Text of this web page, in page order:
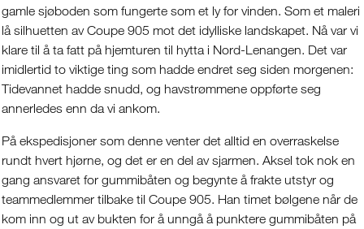
gamle sjøboden som fungerte som et ly for vinden. Som et maleri
lå silhuetten av Coupe 905 mot det idylliske landskapet. Nå var vi
klare til å ta fatt på hjemturen til hytta i Nord-Lenangen. Det var
imidlertid to viktige ting som hadde endret seg siden morgenen:
Tidevannet hadde snudd, og havstrømmene oppførte seg
annerledes enn da vi ankom.
På ekspedisjoner som denne venter det alltid en overraskelse
rundt hvert hjørne, og det er en del av sjarmen. Aksel tok nok en
gang ansvaret for gummibåten og begynte å frakte utstyr og
teammedlemmer tilbake til Coupe 905. Han timet bølgene når de
kom inn og ut av bukten for å unngå å punktere gummibåten på